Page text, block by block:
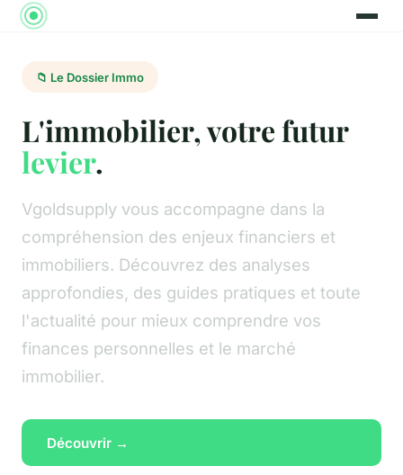
📁 Le Dossier Immo
L'immobilier, votre futur
levier.
Vgoldsupply vous accompagne dans la
compréhension des enjeux financiers et
immobiliers. Découvrez des analyses
approfondies, des guides pratiques et toute
l'actualité pour mieux comprendre vos
finances personnelles et le marché
immobilier.
Découvrir →